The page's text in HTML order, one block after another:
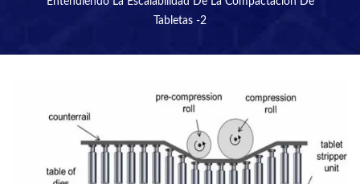
TABLETAS -2 |
ESTERILIZACIÓN -
EQUIPOS DE
FABRICACIÓN
Tabletas -2